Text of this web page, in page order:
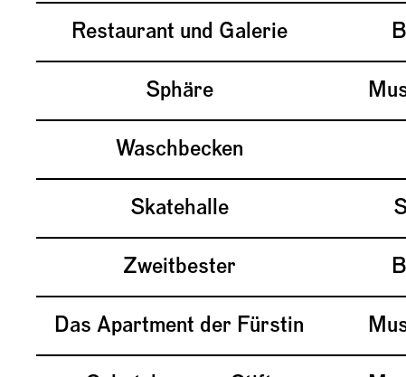
Restaurant und Galerie
Sphäre
Waschbecken
Skatehalle
Zweitbester
Das Apartment der Fürstin